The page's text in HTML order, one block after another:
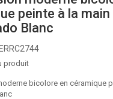
peinte à la main
Blanc
produit
bicolore en céramique